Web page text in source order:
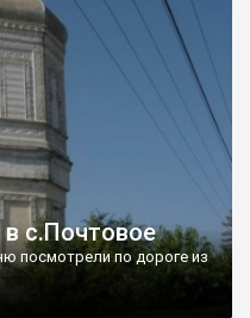
с.Почтовое
посмотрели по дороге из